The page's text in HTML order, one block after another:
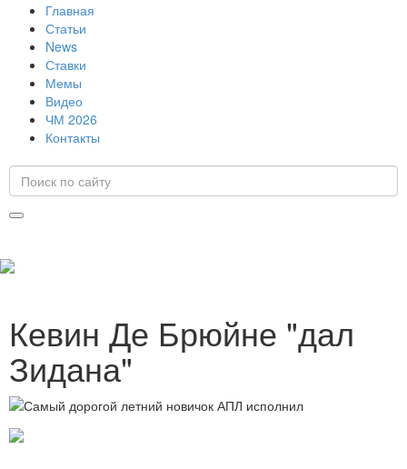
Главная
Статьи
News
Ставки
Мемы
Видео
ЧМ 2026
Контакты
Кевин Де Брюйне "дал
Зидана"